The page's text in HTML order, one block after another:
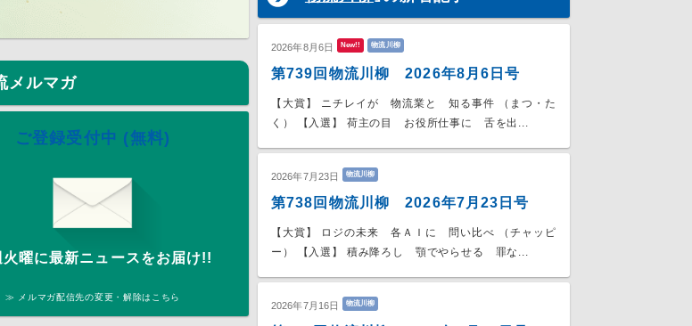
2026年8月6日 New!! 物流川柳
第739回物流川柳 2026年8月6日号
【大賞】 ニチレイが 物流業と 知る事件 （まつ・た
く） 【入選】 荷主の目 お役所仕事に 舌を出...
2026年7月23日 物流川柳
第738回物流川柳 2026年7月23日号
【大賞】 ロジの未来 各ＡＩに 問い比べ （チャッピ
ー） 【入選】 積み降ろし 顎でやらせる 罪な...
2026年7月16日 物流川柳
メルマガ
ご登録受付中 (無料)
火曜に最新ニュースをお届け!!
≫ メルマガ配信先の変更・解除はこちら